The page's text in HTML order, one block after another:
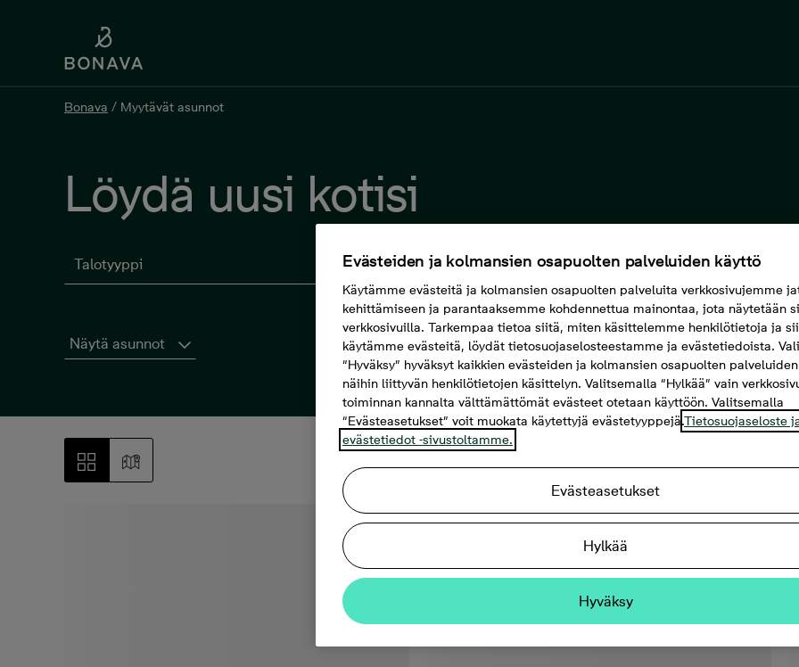
Bonava / Myytävät asunnot
Löydä uusi kotisi
Talotyyppi
Näytä asunnot
Evästeiden ja kolmansien osapuolten palveluiden käyttö
Käytämme evästeitä ja kolmansien osapuolten palveluita verkkosivujemme
kehittämiseen ja parantaaksemme kohdennettua mainontaa, jota näytetään
verkkosivuilla. Tarkempaa tietoa siitä, miten käsittelemme henkilötietoja ja
käytämme evästeitä, löydät tietosuojaselosteestamme ja evästetiedoista.
“Hyväksy” hyväksyt kaikkien evästeiden ja kolmansien osapuolten
näihin liittyvän henkilötietojen käsittelyn. Valitsemalla “Hylkää” vain
toiminnan kannalta välttämättömät evästeet otetaan käyttöön. Valitsemalla
“Evästeasetukset” voit muokata käytettyjä evästetyyppejä.Tietosuojaseloste
evästetiedot -sivustoltamme.
Evästeasetukset
Hylkää
Hyväksy